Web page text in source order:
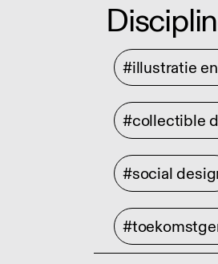
#illustratie
#collectible
#social